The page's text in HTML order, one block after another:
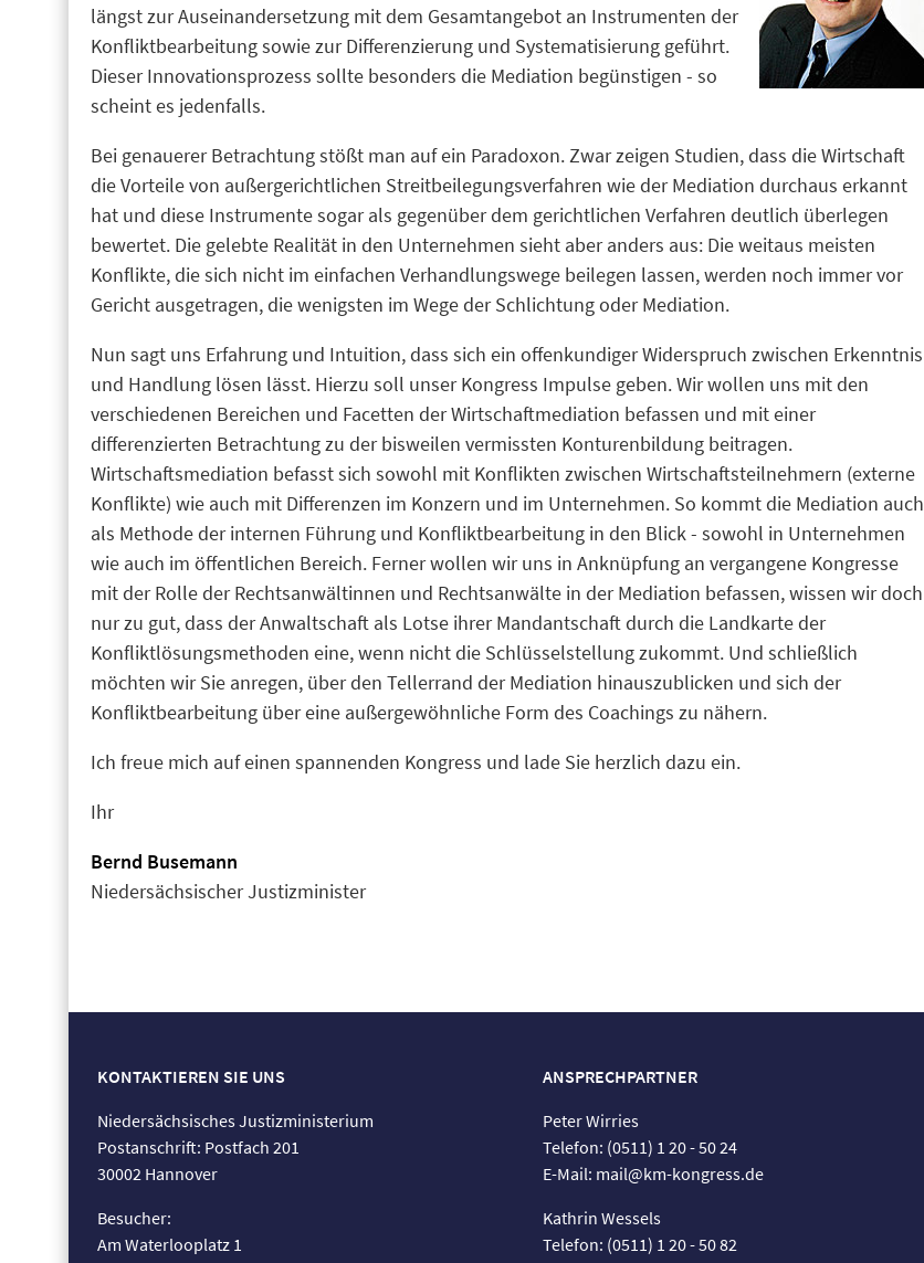
längst zur Auseinandersetzung mit dem Gesamtangebot an Instrumenten der
Konfliktbearbeitung sowie zur Differenzierung und Systematisierung geführt.
Dieser Innovationsprozess sollte besonders die Mediation begünstigen - so
scheint es jedenfalls.
Bei genauerer Betrachtung stößt man auf ein Paradoxon. Zwar zeigen Studien, dass die Wirtschaft
die Vorteile von außergerichtlichen Streitbeilegungsverfahren wie der Mediation durchaus erkannt
hat und diese Instrumente sogar als gegenüber dem gerichtlichen Verfahren deutlich überlegen
bewertet. Die gelebte Realität in den Unternehmen sieht aber anders aus: Die weitaus meisten
Konflikte, die sich nicht im einfachen Verhandlungswege beilegen lassen, werden noch immer vor
Gericht ausgetragen, die wenigsten im Wege der Schlichtung oder Mediation.
Nun sagt uns Erfahrung und Intuition, dass sich ein offenkundiger Widerspruch zwischen Erkenntnis
und Handlung lösen lässt. Hierzu soll unser Kongress Impulse geben. Wir wollen uns mit den
verschiedenen Bereichen und Facetten der Wirtschaftmediation befassen und mit einer
differenzierten Betrachtung zu der bisweilen vermissten Konturenbildung beitragen.
Wirtschaftsmediation befasst sich sowohl mit Konflikten zwischen Wirtschaftsteilnehmern (externe
Konflikte) wie auch mit Differenzen im Konzern und im Unternehmen. So kommt die Mediation auch
als Methode der internen Führung und Konfliktbearbeitung in den Blick - sowohl in Unternehmen
wie auch im öffentlichen Bereich. Ferner wollen wir uns in Anknüpfung an vergangene Kongresse
mit der Rolle der Rechtsanwältinnen und Rechtsanwälte in der Mediation befassen, wissen wir doch
nur zu gut, dass der Anwaltschaft als Lotse ihrer Mandantschaft durch die Landkarte der
Konfliktlösungsmethoden eine, wenn nicht die Schlüsselstellung zukommt. Und schließlich
möchten wir Sie anregen, über den Tellerrand der Mediation hinauszublicken und sich der
Konfliktbearbeitung über eine außergewöhnliche Form des Coachings zu nähern.
Ich freue mich auf einen spannenden Kongress und lade Sie herzlich dazu ein.
Ihr
Bernd Busemann
Niedersächsischer Justizminister
KONTAKTIEREN SIE UNS
Niedersächsisches Justizministerium
Postanschrift: Postfach 201
30002 Hannover
Besucher:
Am Waterlooplatz 1
ANSPRECHPARTNER
Peter Wirries
Telefon: (0511) 1 20 - 50 24
E-Mail: mail@km-kongress.de
Kathrin Wessels
Telefon: (0511) 1 20 - 50 82